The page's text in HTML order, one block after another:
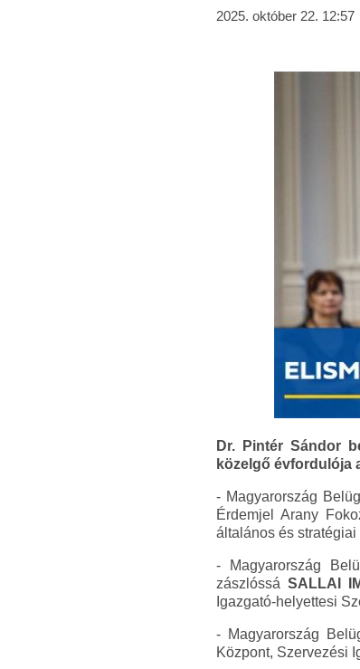
2025. október 22. 12:57
Dr. Pintér Sándor
közelgő évfordulója
- Magyarország
Érdemjel Arany
általános és
- Magyarország
zászlóssá SALLAI
Igazgató-helyettesi
- Magyarország
Központ, Szervezési